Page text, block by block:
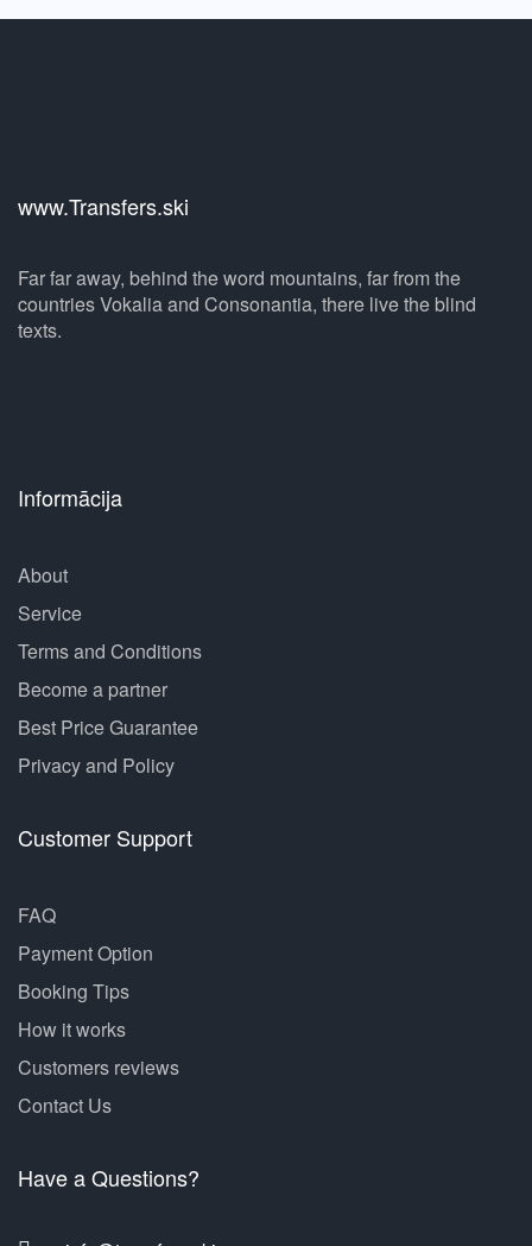
www.Transfers.ski
Far far away, behind the word mountains, far from the
countries Vokalia and Consonantia, there live the blind
texts.
Informācija
About
Service
Terms and Conditions
Become a partner
Best Price Guarantee
Privacy and Policy
Customer Support
FAQ
Payment Option
Booking Tips
How it works
Customers reviews
Contact Us
Have a Questions?